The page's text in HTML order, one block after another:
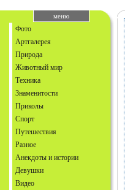
меню
Фото
Артгалерея
Природа
Животный мир
Техника
Знаменитости
Приколы
Спорт
Путешествия
Разное
Анекдоты и истории
Девушки
Видео